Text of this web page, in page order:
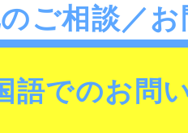
ご相談／
語でのお問